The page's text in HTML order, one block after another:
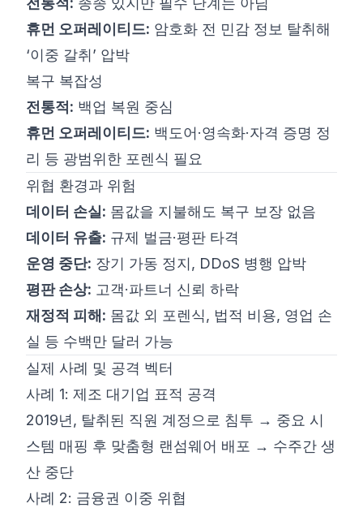
휴먼 오퍼레이티드: 암호화 전 민감 정보 탈취해
‘이중 갈취’ 압박
복구 복잡성
전통적: 백업 복원 중심
휴먼 오퍼레이티드: 백도어·영속화·자격 증명 정
리 등 광범위한 포렌식 필요
위협 환경과 위험
데이터 손실: 몸값을 지불해도 복구 보장 없음
데이터 유출: 규제 벌금·평판 타격
운영 중단: 장기 가동 정지, DDoS 병행 압박
평판 손상: 고객·파트너 신뢰 하락
재정적 피해: 몸값 외 포렌식, 법적 비용, 영업 손
실 등 수백만 달러 가능
실제 사례 및 공격 벡터
사례 1: 제조 대기업 표적 공격
2019년, 탈취된 직원 계정으로 침투 → 중요 시
스템 매핑 후 맞춤형 랜섬웨어 배포 → 수주간 생
산 중단
사례 2: 금융권 이중 위협